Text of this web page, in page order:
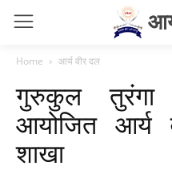
Home आर्य वीर दल
गुरुकुल
आयोजित आर्य
शाखा